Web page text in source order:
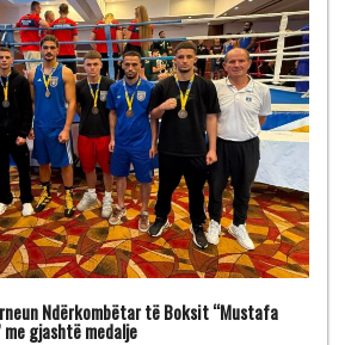
Ndërkombëtar të Boksit “Mustafa
gjashtë medalje